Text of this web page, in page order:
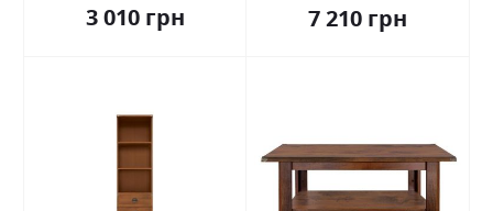
3 010 грн 7 210 грн